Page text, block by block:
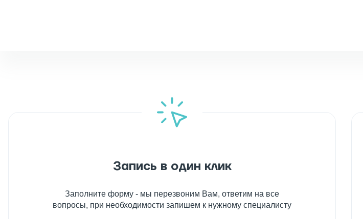
Запись в один клик
Заполните форму - мы перезвоним Вам, ответим на все
вопросы, при необходимости запишем к нужному специалисту